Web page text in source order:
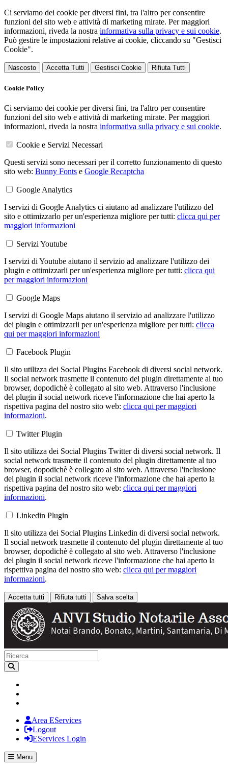
Ci serviamo dei cookie per diversi fini, tra l'altro per consentire
funzioni del sito web e attività di marketing mirate. Per maggiori
informazioni, riveda la nostra informativa sulla privacy e sui cookie.
Può gestire le impostazioni relative ai cookie, cliccando su "Gestisci
Cookie".
Nascosto Accetta Tutti Gestisci Cookie Rifiuta Tutti
Cookie Policy
Ci serviamo dei cookie per diversi fini, tra l'altro per consentire
funzioni del sito web e attività di marketing mirate. Per maggiori
informazioni, riveda la nostra informativa sulla privacy e sui cookie.
Cookie e Servizi Necessari
Questi servizi sono necessari per il corretto funzionamento di questo
sito web: Bunny Fonts e Google Recaptcha
Google Analytics
I servizi di Google Analytics ci aiutano ad analizzare l'utilizzo del
sito e ottimizzarlo per un'esperienza migliore per tutti: clicca qui per
maggiori informazioni
Servizi Youtube
I servizi di Youtube aiutano il servizio ad analizzare l'utilizzo dei
plugin e ottimizzarli per un'esperienza migliore per tutti: clicca qui
per maggiori informazioni
Google Maps
I servizi di Google Maps aiutano il servizio ad analizzare l'utilizzo
dei plugin e ottimizzarli per un'esperienza migliore per tutti: clicca
qui per maggiori informazioni
Facebook Plugin
Il sito utilizza dei Social Plugins Facebook di diversi social network.
Il social network trasmette il contenuto del plugin direttamente al tuo
browser, dopodichè è collegato al sito web. Attraverso l'inclusione
del plugin il social network riceve l'informazione che hai aperto la
rispettiva pagina del nostro sito web: clicca qui per maggiori
informazioni.
Twitter Plugin
Il sito utilizza dei Social Plugins Twitter di diversi social network. Il
social network trasmette il contenuto del plugin direttamente al tuo
browser, dopodichè è collegato al sito web. Attraverso l'inclusione
del plugin il social network riceve l'informazione che hai aperto la
rispettiva pagina del nostro sito web: clicca qui per maggiori
informazioni.
Linkedin Plugin
Il sito utilizza dei Social Plugins Linkedin di diversi social network.
Il social network trasmette il contenuto del plugin direttamente al tuo
browser, dopodichè è collegato al sito web. Attraverso l'inclusione
del plugin il social network riceve l'informazione che hai aperto la
rispettiva pagina del nostro sito web: clicca qui per maggiori
informazioni.
Accetta tutti Rifiuta tutti Salva scelta
Loading...
Area EServices
Logout
EServices Login
Menu